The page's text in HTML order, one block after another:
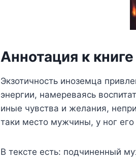
Аннотация к книге
Экзотичность иноземца
энергии, намереваясь
иные чувства и желания,
таки место мужчины, у ног
В тексте есть: подчиненный